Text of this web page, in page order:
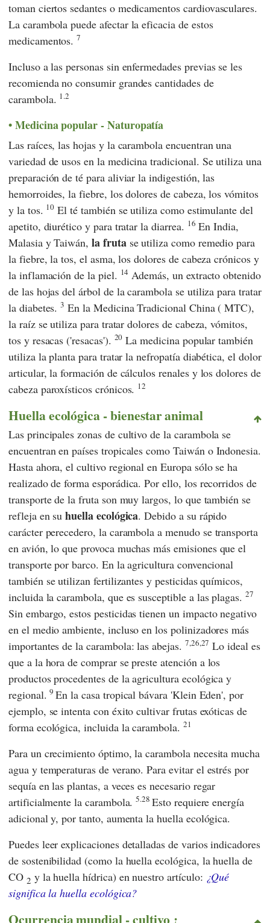
toman ciertos sedantes o medicamentos cardiovasculares.
La carambola puede afectar la eficacia de estos
medicamentos.7
Incluso a las personas sin enfermedades previas se les
recomienda no consumir grandes cantidades de
carambola. 1.2
Medicina popular - Naturopatía
Las raíces, las hojas y la carambola encuentran una
variedad de usos en la medicina tradicional. Se utiliza una
preparación de té para aliviar la indigestión, las
hemorroides, la fiebre, los dolores de cabeza, los vómitos
y la tos. 10 El té también se utiliza como estimulante del
apetito, diurético y para tratar la diarrea. 16 En India,
Malasia y Taiwán,la frutase utiliza como remedio para
la fiebre, la tos, el asma, los dolores de cabeza crónicos y
la inflamación de la piel. 14 Además, un extracto obtenido
de las hojas del árbol de la carambola se utiliza para tratar
la diabetes.3 En la Medicina Tradicional China (MTC),
la raíz se utiliza para tratar dolores de cabeza, vómitos,
tos y resacas ('resacas'). 20 La medicina popular también
utiliza la planta para tratar la nefropatía diabética, el dolor
articular, la formación de cálculos renales y los dolores de
cabeza paroxísticos crónicos. 12
Huella ecológica - bienestar animal
Las principales zonas de cultivo de la carambola se
encuentran en países tropicales como Taiwán o Indonesia.
Hasta ahora, el cultivo regional en Europa sólo se ha
realizado de forma esporádica. Por ello, los recorridos de
transporte de la fruta son muy largos, lo que también se
refleja en suhuella ecológica. Debido a su rápido
carácter perecedero, la carambola a menudo se transporta
en avión, lo que provoca muchas más emisiones que el
transporte por barco. En la agricultura convencional
también se utilizan fertilizantes y pesticidas químicos,
incluida la carambola, que es susceptible a las plagas. 27
Sin embargo, estos pesticidas tienen un impacto negativo
en el medio ambiente, incluso en los polinizadores más
importantes de la carambola: las abejas. 7,26,27 Lo ideal es
que a la hora de comprar se preste atención a los
productos procedentes de la agricultura ecológica y
regional.9 En lacasa tropical bávara 'Klein Eden', por
ejemplo, se intenta con éxito cultivar frutas exóticas de
forma ecológica, incluida la carambola. 21
Para un crecimiento óptimo, la carambola necesita mucha
agua y temperaturas de verano. Para evitar el estrés por
sequía en las plantas, a veces es necesario regar
artificialmente la carambola.5.28 Esto requiere energía
adicional y, por tanto, aumenta la huella ecológica.
Puedes leer explicaciones detalladas de varios indicadores
de sostenibilidad (como la huella ecológica, la huella de
CO 2 y la huella hídrica) en nuestro artículo: ¿Qué
significa la huella ecológica?
Ocurrencia mundial - cultivo ¿